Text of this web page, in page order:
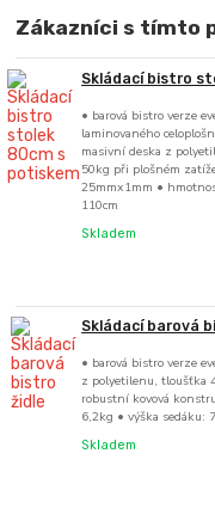
Zákazníci s tímto
Skládací bistro
• barová bistro verze
laminovaného
masivní deska z
50kg při plošném
25mmx1mm •
110cm
Skladem
Skládací barová
• barová bistro verze
z polyetilenu, tloušťka
robustní kovová
6,2kg • výška sedáku:
Skladem